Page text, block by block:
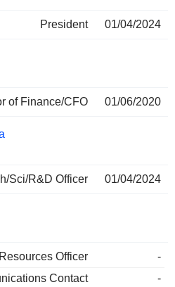
President 01/04/2024
of Finance/CFO 01/06/2020
Sci/R&D Officer 01/04/2024
Officer
-
Contact
-